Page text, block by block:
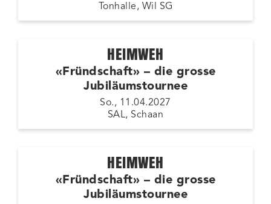
Tonhalle, Wil SG
HEIMWEH
«Fründschaft» – die grosse
Jubiläumstournee
So., 11.04.2027
SAL, Schaan
HEIMWEH
«Fründschaft» – die grosse
Jubiläumstournee